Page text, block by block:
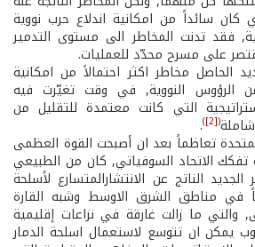
كان سائداً من امكانية اندلاع حرب نووية
فقد تدنت المخاطر الى مستوى التدمير
على مسرح محدّد للعمليات.
الحاصل مخاطر اكثر احتمالاً من امكانية
الرؤوس النووية, في وقت تغيّرت فيه
التي كانت معتمدة للتقليل من
(
[2]
)
.
تعاظماً بعد ان أصبحت القوة العظمى
تفكك الاتحاد السوفياتي, كان من الطبيعي
الناتج عن الانتشارالمتسارع لأسلحة
في مناطق الشرق الاوسط وشبه القارة
والتي ما زالت غارقة في نزاعات إقليمية
يمكن ان تتوسع لاستعمال اسلحة الدمار